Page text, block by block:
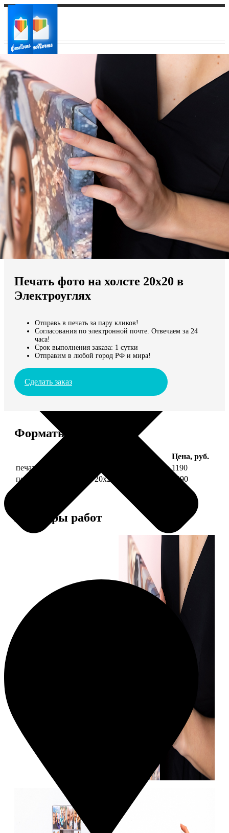
Ваш город:
Ваш регион доставки
Выберите из списка:
Мы доставляем по всему миру
Продолжить без города
Печать фото на холсте 20х20 в
Электроуглях
Отправь в печать за пару кликов!
Согласования по электронной почте. Отвечаем за 24
часа!
Срок выполнения заказа: 1 сутки
Отправим в любой город РФ и мира!
Сделать заказ
Форматы и цены
Цена, руб.
печать фото на холсте 20х20 на подрамнике 1190
печать фото на холсте 20х20 в раме
3990
Примеры работ